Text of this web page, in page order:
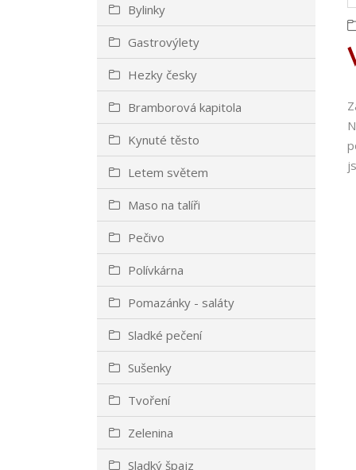
Bylinky
Gastrovýlety
Hezky česky
Bramborová kapitola
Kynuté těsto
Letem světem
Maso na talíři
Pečivo
Polívkárna
Pomazánky - saláty
Sladké pečení
Sušenky
Tvoření
Zelenina
Sladký špajz